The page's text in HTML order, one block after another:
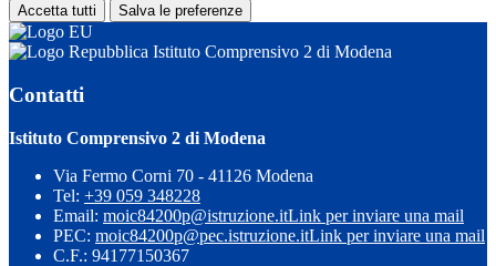
Accetta tutti Salva le preferenze
Istituto Comprensivo 2 di Modena
Contatti
Istituto Comprensivo 2 di Modena
Via Fermo Corni 70 - 41126 Modena
Tel: +39 059 348228
Email: moic84200p@istruzione.itLink per inviare una mail
PEC: moic84200p@pec.istruzione.itLink per inviare una mail
C.F.: 94177150367